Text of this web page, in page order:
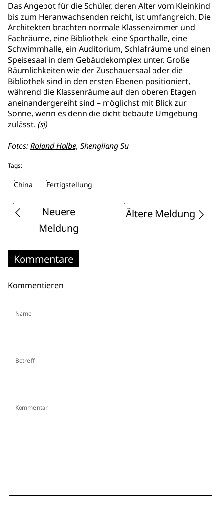
Das Angebot für die Schüler, deren Alter vom Kleinkind
bis zum Heranwachsenden reicht, ist umfangreich. Die
Architekten brachten normale Klassenzimmer und
Fachräume, eine Bibliothek, eine Sporthalle, eine
Schwimmhalle, ein Auditorium, Schlafräume und einen
Speisesaal in dem Gebäudekomplex unter. Große
Räumlichkeiten wie der Zuschauersaal oder die
Bibliothek sind in den ersten Ebenen positioniert,
während die Klassenräume auf den oberen Etagen
aneinandergereiht sind – möglichst mit Blick zur
Sonne, wenn es denn die dicht bebaute Umgebung
zulässt. (sj)
Fotos:Roland Halbe, Shengliang Su
Tags:
China Fertigstellung
Neuere
Meldung
Ältere Meldung
Kommentare
Kommentieren
Name
Betreff
Kommentar